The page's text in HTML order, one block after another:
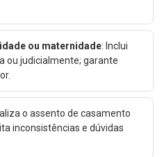
ou maternidade: Inclui
ou judicialmente; garante
o assento de casamento
inconsistências e dúvidas